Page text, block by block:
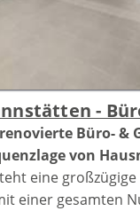
-
Büro- &
von
eine
einer gesamten